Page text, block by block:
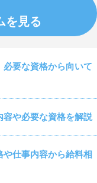
を見る
要な資格から向いて
や必要な資格を解説
仕事内容から給料相